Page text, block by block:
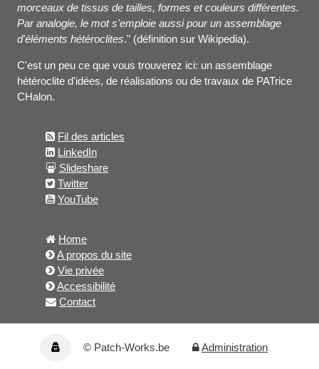
morceaux de tissus de tailles, formes et couleurs différentes.
Par analogie, le mot s'emploie aussi pour un assemblage
d'éléments hétéroclites." (définition sur Wikipedia).
C'est un peu ce que vous trouverez ici: un assemblage
hétéroclite d'idées, de réalisations ou de travaux de PATrice
CHalon.
Fil des articles
LinkedIn
Slideshare
Twitter
YouTube
Home
A propos du site
Vie privée
Accessibilité
Contact
© Patch-Works.be Administration